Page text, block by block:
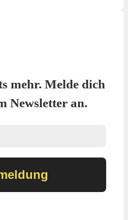
mehr. Melde dich
Newsletter an.